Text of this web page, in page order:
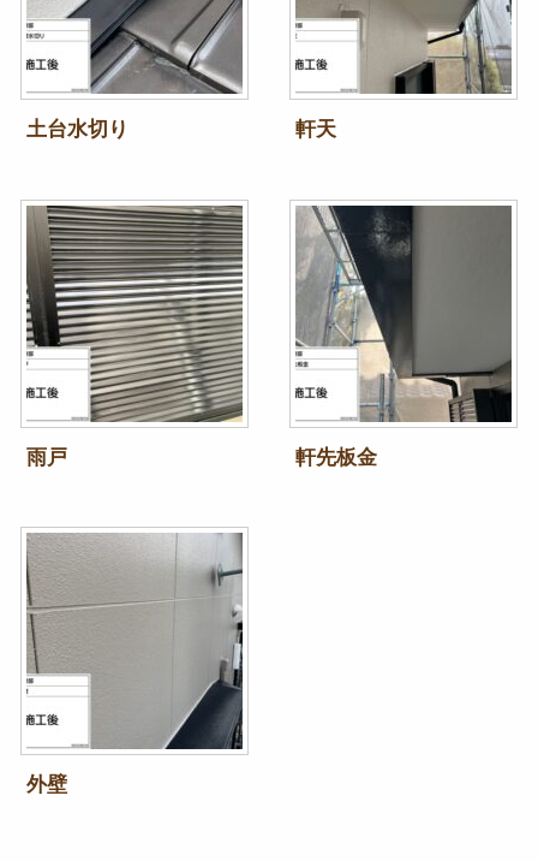
土台水切り 軒天
雨戸 軒先板金
外壁